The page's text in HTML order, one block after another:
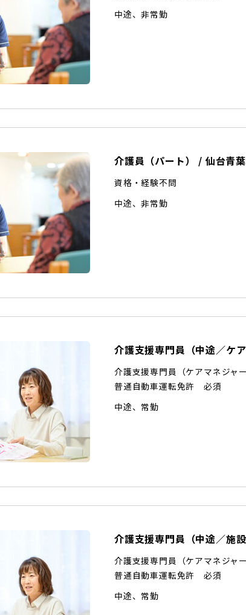
中途、非常勤
介護員（パート） / 仙台青
資格・経験不問
中途、非常勤
介護支援専門員（中途／ケ
介護支援専門員（ケアマネジャ
普通自動車運転免許 必須
中途、 常勤
介護支援専門員（中途／施
介護支援専門員（ケアマネジャ
普通自動車運転免許 必須
中途、 常勤